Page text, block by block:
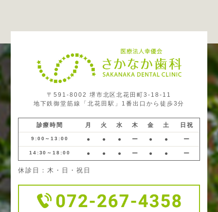
〒591-8002 堺市北区北花田町3-18-11
地下鉄御堂筋線「北花田駅」1番出口から徒歩3分
診療時間 月 火 水 木 金 土 日祝
9:00～13:00 ● ● ● ー ● ● ー
14:30～18:00 ● ● ● ー ● ● ー
休診日：木・日・祝日